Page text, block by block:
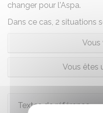
changer pour l'Aspa.
Dans ce cas, 2 situations
Vous
Vous êtes
Textes de référence